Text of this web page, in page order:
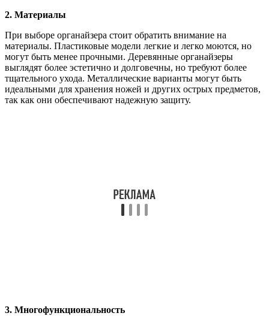
2. Материалы
При выборе органайзера стоит обратить внимание на
материалы. Пластиковые модели легкие и легко моются, но
могут быть менее прочными. Деревянные органайзеры
выглядят более эстетично и долговечны, но требуют более
тщательного ухода. Металлические варианты могут быть
идеальными для хранения ножей и других острых предметов,
так как они обеспечивают надежную защиту.
3. Многофункциональность